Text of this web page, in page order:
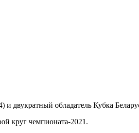
двукратный обладатель Кубка
круг чемпионата-2021.